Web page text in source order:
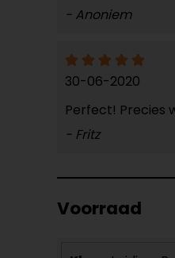
- Anoniem
30-06-2020
Perfect! Precies
- Fritz
Voorraad